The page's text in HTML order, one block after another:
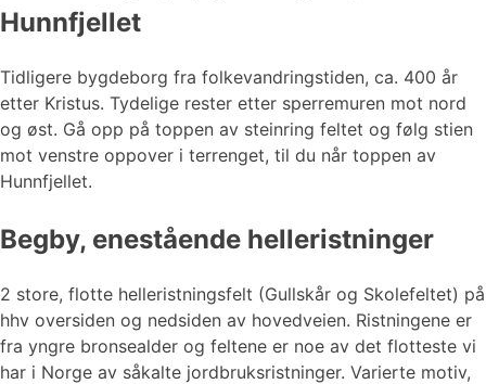
Hunnfjellet
Tidligere bygdeborg fra folkevandringstiden, ca. 400 år
etter Kristus. Tydelige rester etter sperremuren mot nord
og øst. Gå opp på toppen av steinring feltet og følg stien
mot venstre oppover i terrenget, til du når toppen av
Hunnfjellet.
Begby, enestående helleristninger
2 store, flotte helleristningsfelt (Gullskår og Skolefeltet) på
hhv oversiden og nedsiden av hovedveien. Ristningene er
fra yngre bronsealder og feltene er noe av det flotteste vi
har i Norge av såkalte jordbruksristninger. Varierte motiv,